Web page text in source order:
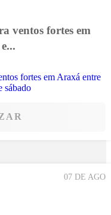
ventos fortes em
07 DE AGO